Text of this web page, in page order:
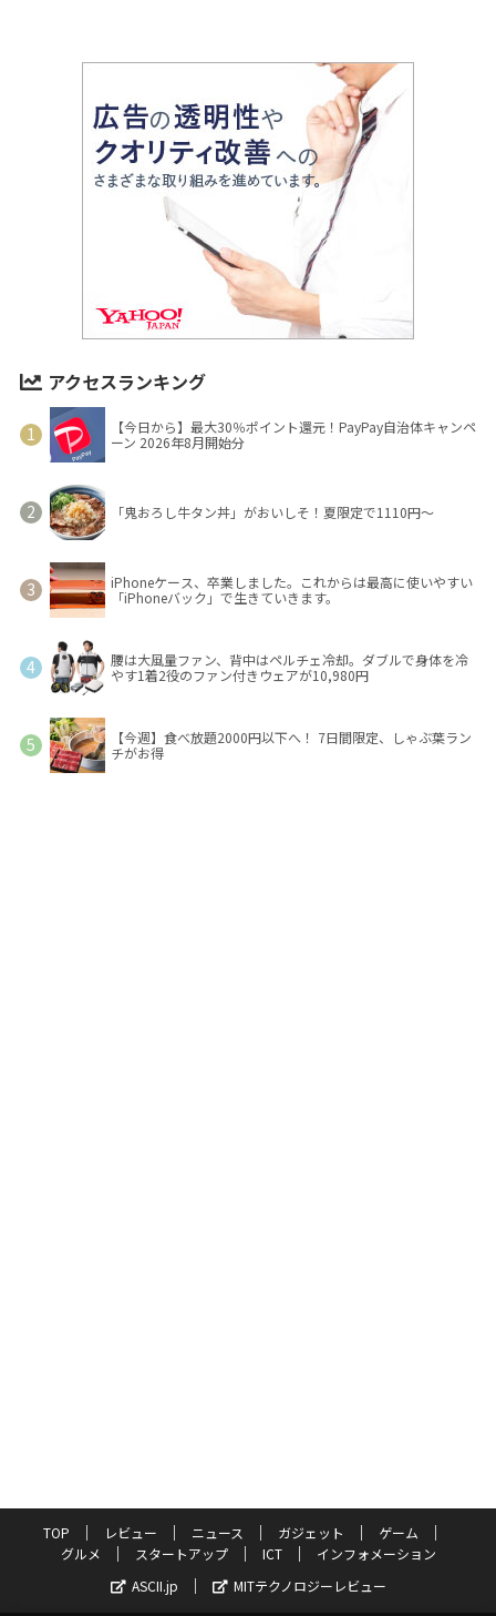
アクセスランキング
【今日から】最大30％ポイント還元！PayPay自治体キャンペ
ーン 2026年8月開始分
「鬼おろし牛タン丼」がおいしそ！夏限定で1110円～
iPhoneケース、卒業しました。これからは最高に使いやすい
「iPhoneバック」で生きていきます。
腰は大風量ファン、背中はペルチェ冷却。ダブルで身体を冷
やす1着2役のファン付きウェアが10,980円
【今週】食べ放題2000円以下へ！ 7日間限定、しゃぶ葉ラン
チがお得
TOP レビュー ニュース ガジェット
ゲーム
グルメ
スタートアップ ICT
インフォメーション
ASCII.jp
MITテクノロジーレビュー